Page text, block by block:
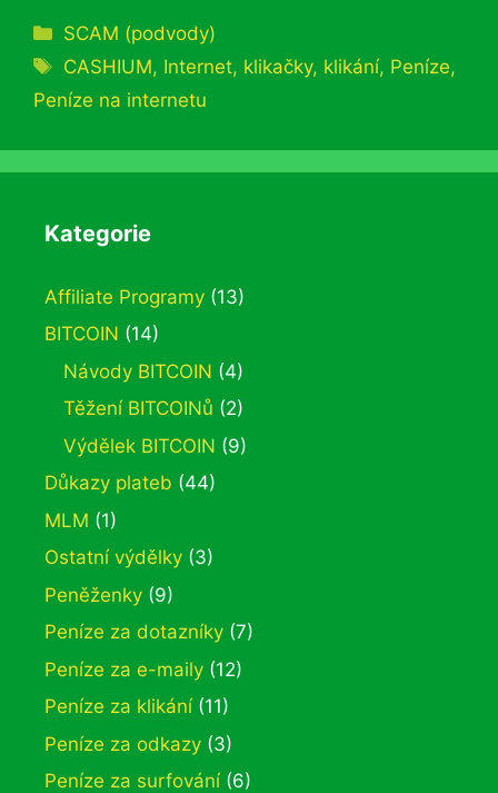
Rubriky
SCAM (podvody)
Štítky
CASHIUM, Internet, klikačky, klikání, Peníze,
Peníze na internetu
Kategorie
Affiliate Programy (13)
BITCOIN (14)
Návody BITCOIN (4)
Těžení BITCOINů (2)
Výdělek BITCOIN (9)
Důkazy plateb (44)
MLM (1)
Ostatní výdělky (3)
Peněženky (9)
Peníze za dotazníky (7)
Peníze za e-maily (12)
Peníze za klikání (11)
Peníze za odkazy (3)
Peníze za surfování (6)